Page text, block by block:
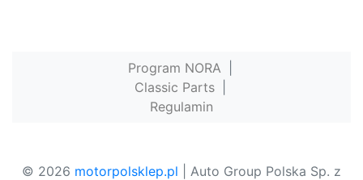
Program NORA
Classic Parts
Regulamin
© 2026 motorpolsklep.pl | Auto Group Polska Sp. z